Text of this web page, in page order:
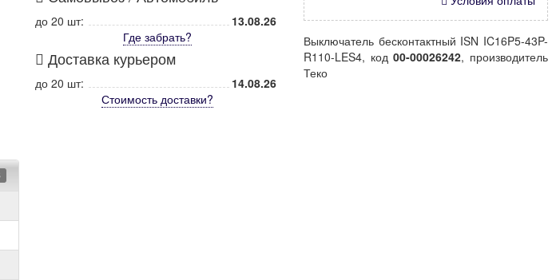
до 20 шт:
13.08.26
Где забрать?
Доставка курьером
до 20 шт:
14.08.26
Стоимость доставки?
Выключатель бесконтактный ISN IC16P5-43P-
R110-LES4, код00-00026242, производитель
Теко